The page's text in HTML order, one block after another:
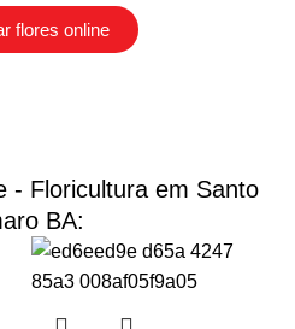
flores online
- Floricultura em Santo
BA: